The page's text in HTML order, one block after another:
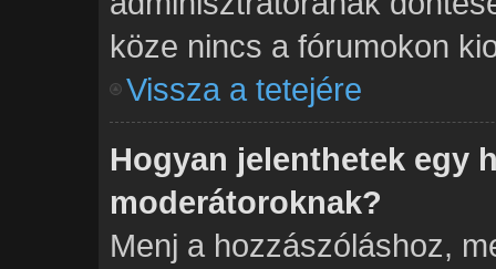
köze nincs a fórumokon
Vissza a tetejére
Hogyan jelenthetek egy
moderátoroknak?
Menj a hozzászóláshoz,